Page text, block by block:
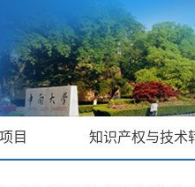
目 知识产权与技术